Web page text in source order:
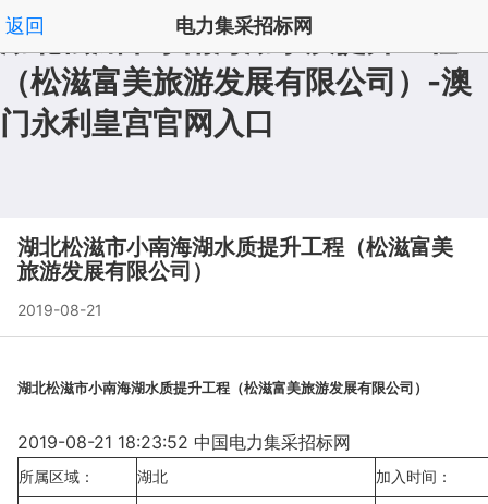
湖北松滋市小南海湖水质提升工程
（松滋富美旅游发展有限公司）-澳
门永利皇宫官网入口
返回 电力集采招标网
拟在建澳门永利皇宫澳门永利皇宫官网入口官网入口首
页 |频道列表', '取消');">
湖北松滋市小南海湖水质提升工程（松滋富美
旅游发展有限公司）
2019-08-21
湖北松滋市小南海湖水质提升工程（松滋富美旅游发展有限公司）
2019-08-21 18:23:52 中国电力集采招标网
所属区域： 湖北 加入时间：